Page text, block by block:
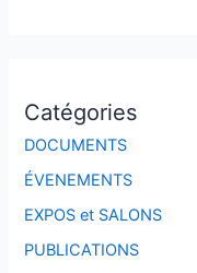
Catégories
DOCUMENTS
ÉVENEMENTS
EXPOS et SALONS
PUBLICATIONS